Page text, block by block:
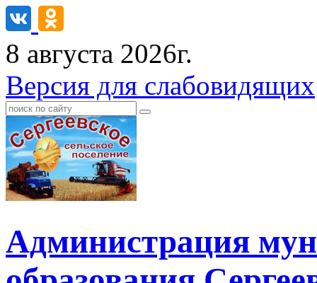
8 августа 2026г.
Версия для слабовидящих
Администрация